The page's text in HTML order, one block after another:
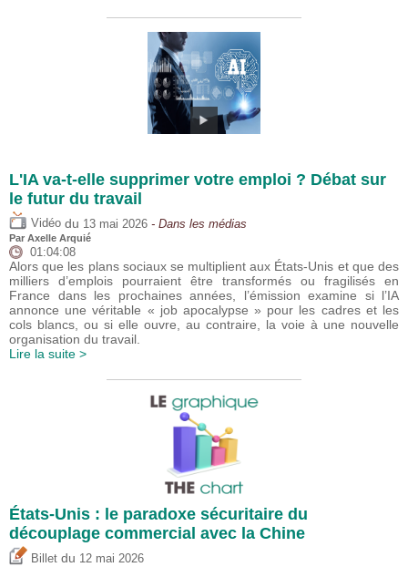
L'IA va-t-elle supprimer votre emploi ? Débat sur
le futur du travail
Vidéo du 13 mai 2026 - Dans les médias
Par Axelle Arquié
01:04:08
Alors que les plans sociaux se multiplient aux États-Unis et que des
milliers d’emplois pourraient être transformés ou fragilisés en
France dans les prochaines années, l’émission examine si l’IA
annonce une véritable « job apocalypse » pour les cadres et les
cols blancs, ou si elle ouvre, au contraire, la voie à une nouvelle
organisation du travail.
Lire la suite >
États-Unis : le paradoxe sécuritaire du
découplage commercial avec la Chine
Billet du 12 mai 2026